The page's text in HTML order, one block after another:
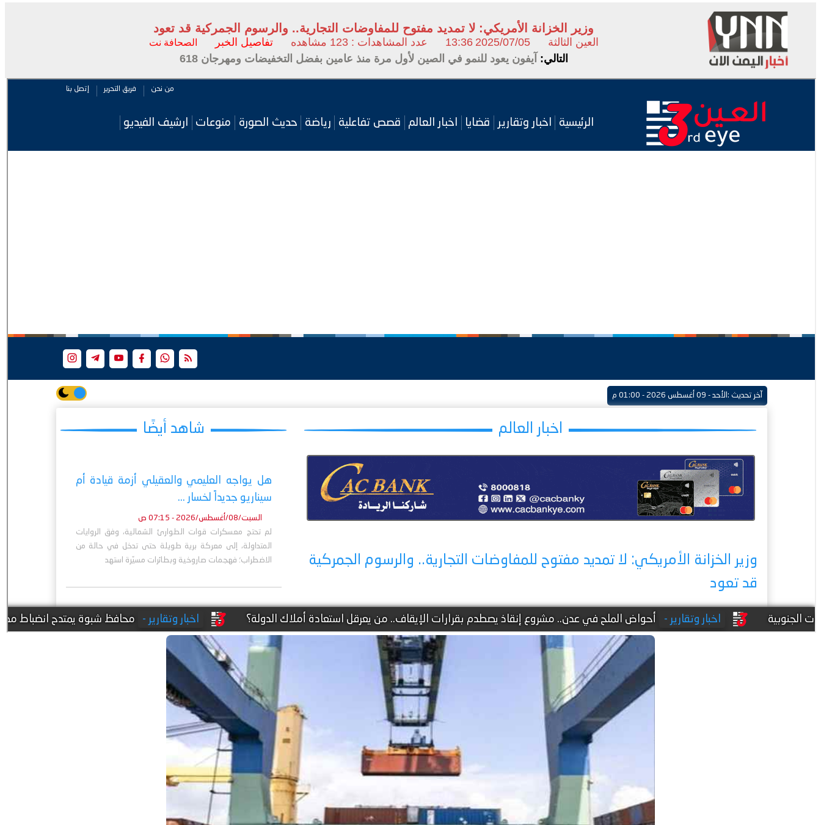
وزير الخزانة الأمريكي: لا تمديد مفتوح للمفاوضات التجارية.. والرسوم الجمركية قد تعود
العين الثالثة 2025/07/05
13:36 عدد المشاهدات : 123 مشاهده تفاصيل الخبر الصحافة نت
التالي: آيفون يعود للنمو في الصين لأول مرة منذ عامين بفضل التخفيضات ومهرجان 618